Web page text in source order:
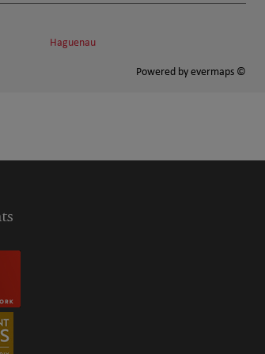
Haguenau
Powered by evermaps ©